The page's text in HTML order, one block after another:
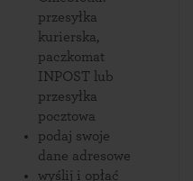
przesyłka
kurierska,
paczkomat
INPOST lub
przesyłka
pocztowa
podaj swoje
dane adresowe
wyślij i opłać